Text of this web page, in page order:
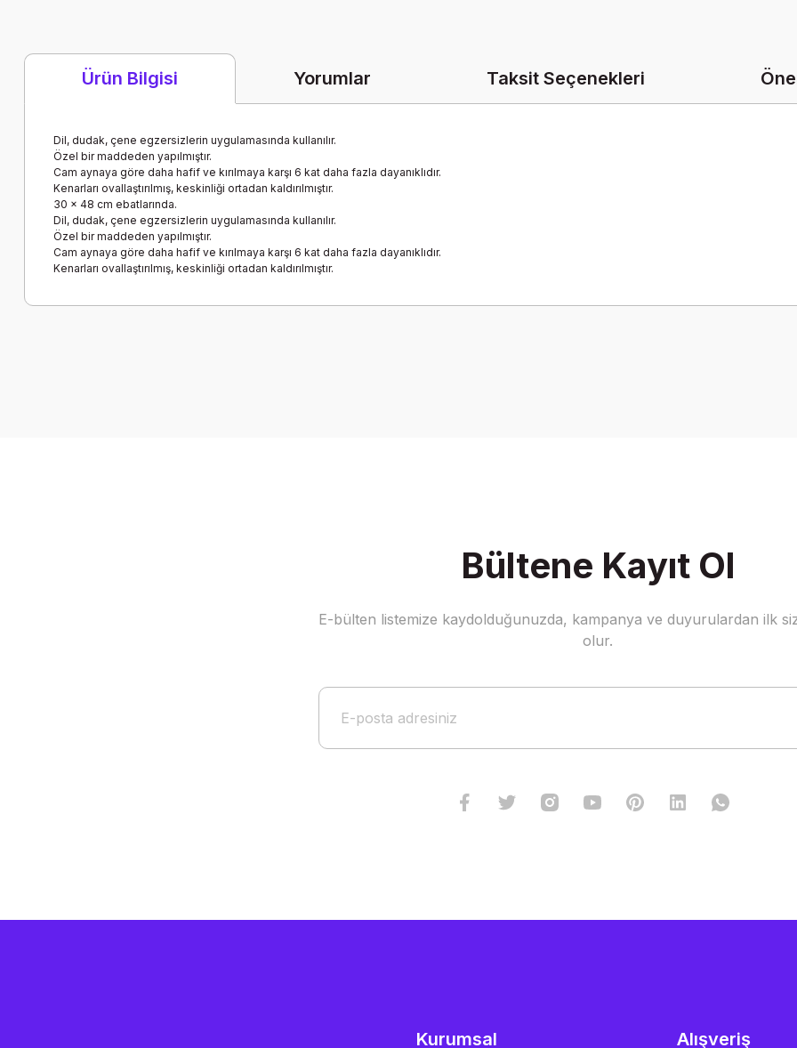
Ürün Bilgisi Yorumlar Taksit Seçenekleri
Dil, dudak, çene egzersizlerin uygulamasında kullanılır.
Özel bir maddeden yapılmıştır.
Cam aynaya göre daha hafif ve kırılmaya karşı 6 kat daha fazla dayanıklıdır.
Kenarları ovallaştırılmış, keskinliği ortadan kaldırılmıştır.
30 x 48 cm ebatlarında.
Dil, dudak, çene egzersizlerin uygulamasında kullanılır.
Özel bir maddeden yapılmıştır.
Cam aynaya göre daha hafif ve kırılmaya karşı 6 kat daha fazla dayanıklıdır.
Kenarları ovallaştırılmış, keskinliği ortadan kaldırılmıştır.
Gönder
Bültene Kayıt Ol
E-bülten listemize kaydolduğunuzda, kampanya ve duyurulardan ilk
olur.
Kurumsal Alışveriş